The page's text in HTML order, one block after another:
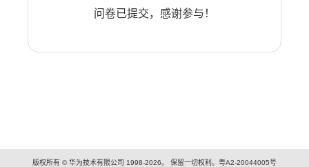
问卷已提交，感谢参与！
版权所有 © 华为技术有限公司 1998-2026。 保留一切权利。粤A2-20044005号